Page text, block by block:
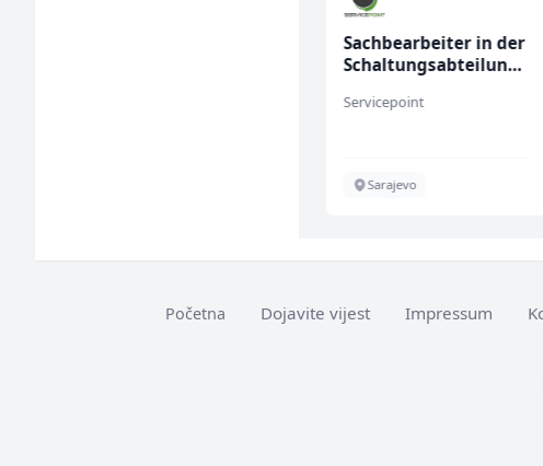
Sachbearbeiter in der
Schaltungsabteilung
Servicepoint
Sarajevo
Početna Dojavite vijest Impressum